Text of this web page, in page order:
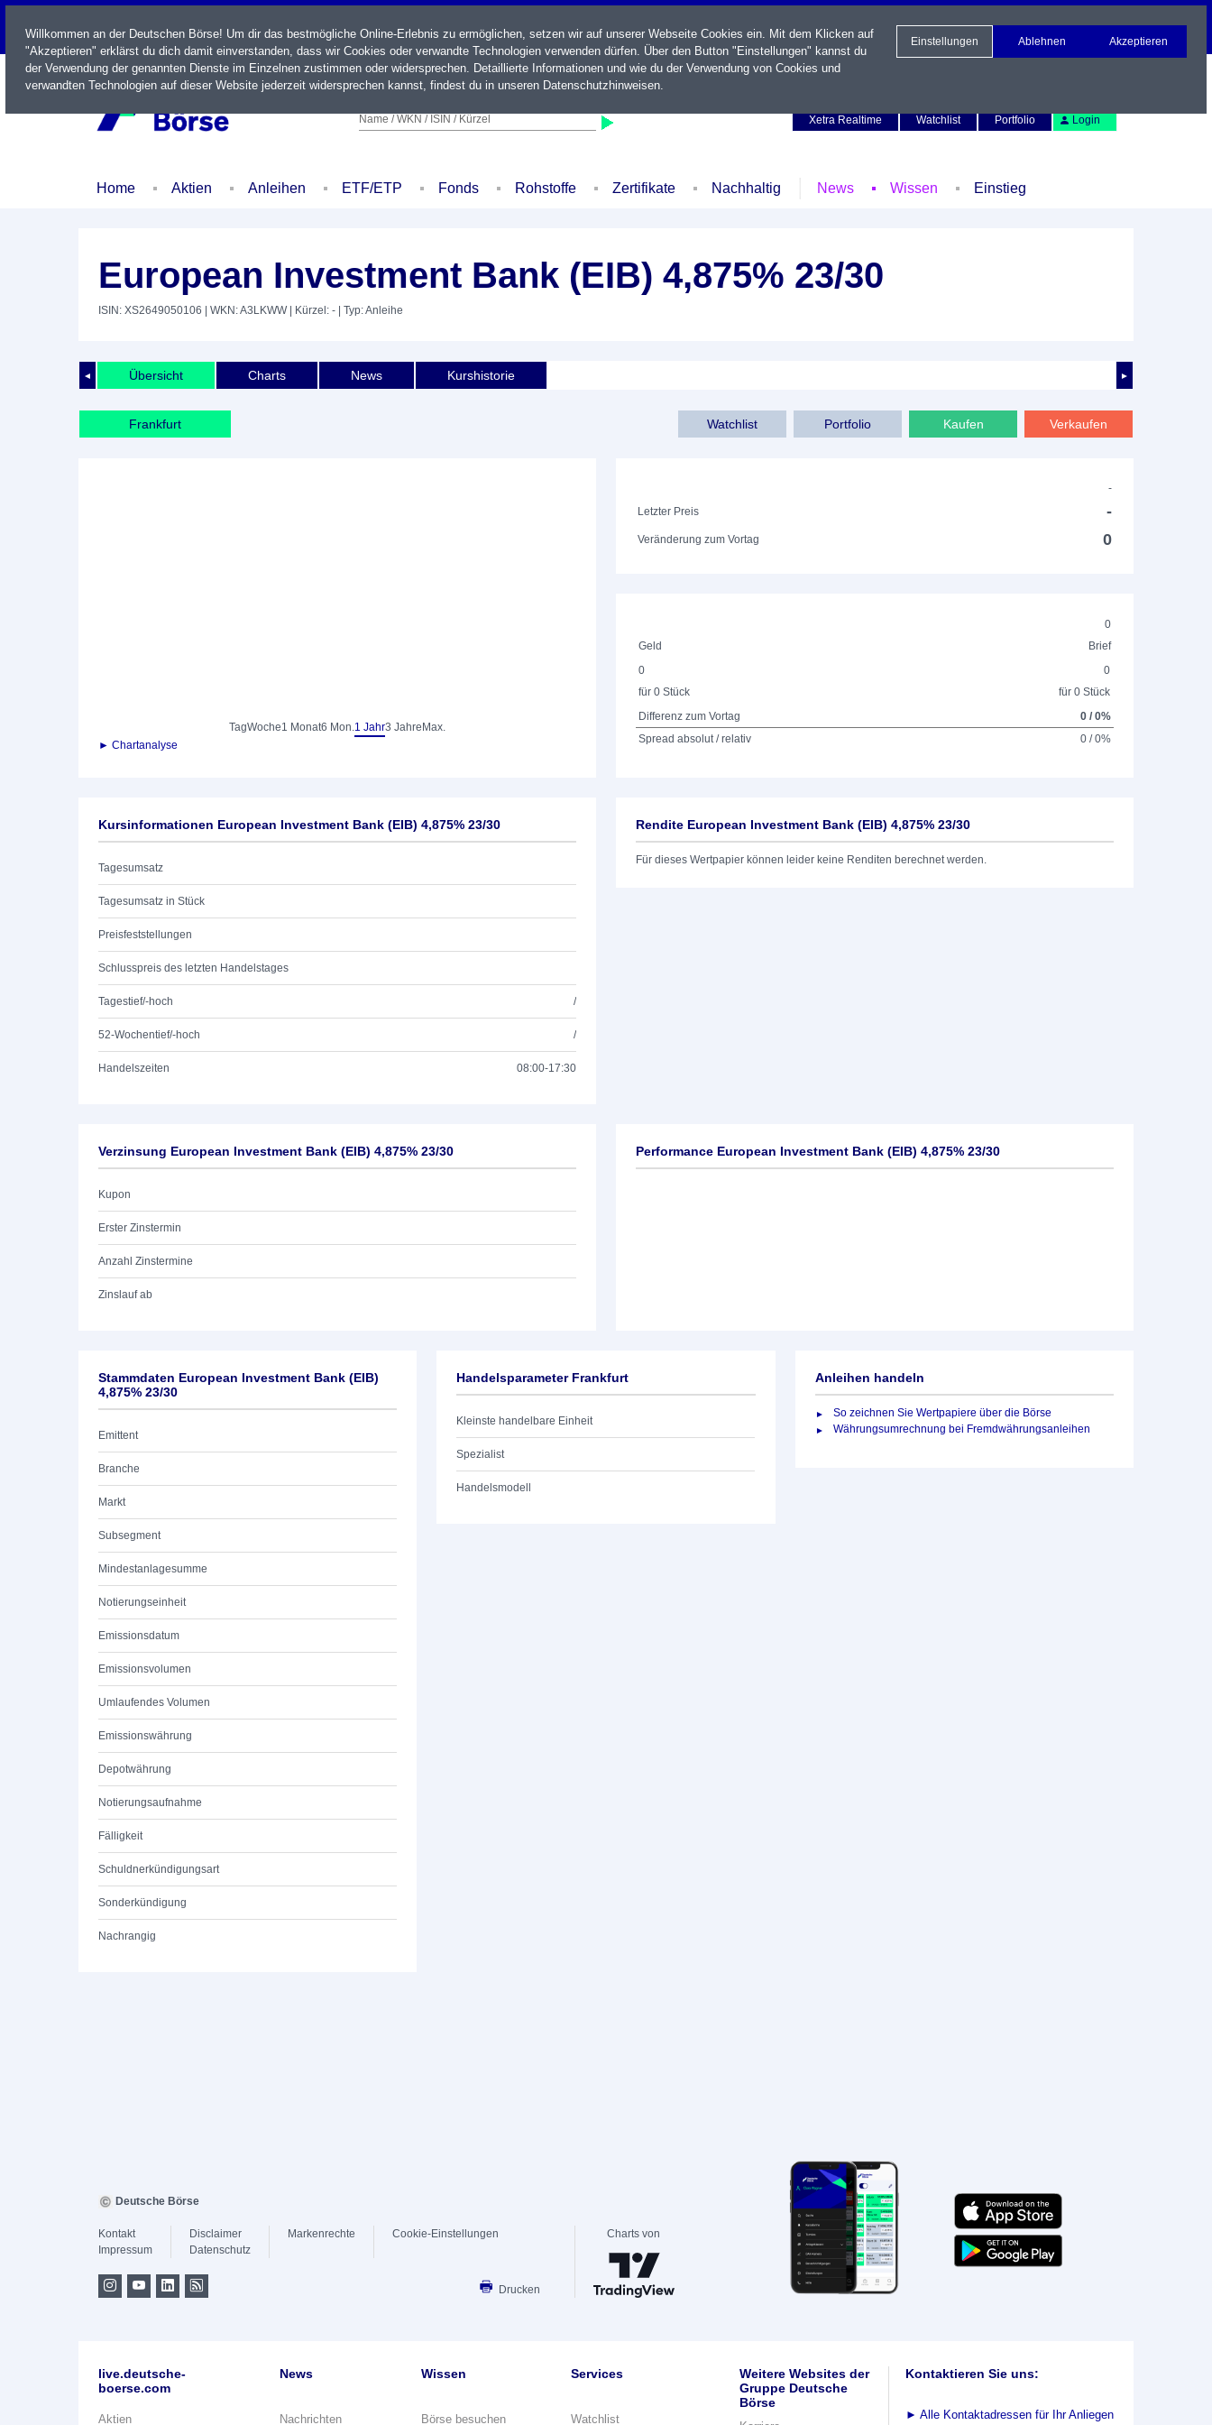
LIVE
Name / WKN / ISIN / Kürzel
Xetra Realtime
Watchlist Portfolio Login
Home Aktien Anleihen ETF/ETP Fonds Rohstoffe Zertifikate Nachhaltig News Wissen Einstieg
European Investment Bank (EIB) 4,875% 23/30
ISIN: XS2649050106 | WKN: A3LKWW| Kürzel: - | Typ: Anleihe
◄ ►
Übersicht Charts News Kurshistorie
Frankfurt Verkaufen
Kaufen
Portfolio
Watchlist
TagWoche1 Monat6 Mon.1 Jahr3 Jahre Max.
► Chartanalyse
-
Letzter Preis
-
Veränderung zum Vortag 0
0
Geld
Brief
0
für 0 Stück
0
für 0 Stück
Differenz zum Vortag
0 / 0%
Spread absolut / relativ
0 / 0%
Kursinformationen European Investment Bank (EIB) 4,875% 23/30
Tagesumsatz
Tagesumsatz in Stück
Preisfeststellungen
Schlusspreis des letzten Handelstages
Tagestief/-hoch /
52-Wochentief/-hoch /
Handelszeiten 08:00-17:30
Rendite European Investment Bank (EIB) 4,875% 23/30
Für dieses Wertpapier können leider keine Renditen berechnet werden.
Verzinsung European Investment Bank (EIB) 4,875% 23/30
Kupon
Erster Zinstermin
Anzahl Zinstermine
Zinslauf ab
Performance European Investment Bank (EIB) 4,875% 23/30
Stammdaten European Investment Bank (EIB)
4,875% 23/30
Emittent
Branche
Markt
Subsegment
Mindestanlagesumme
Notierungseinheit
Emissionsdatum
Emissionsvolumen
Umlaufendes Volumen
Emissionswährung
Depotwährung
Notierungsaufnahme
Fälligkeit
Schuldnerkündigungsart
Sonderkündigung
Nachrangig
Handelsparameter Frankfurt
Kleinste handelbare Einheit
Spezialist
Handelsmodell
Anleihen handeln
So zeichnen Sie Wertpapiere über die Börse
Währungsumrechnung bei Fremdwährungsanleihen
Willkommen an der Deutschen Börse! Um dir das bestmögliche Online-Erlebnis zu ermöglichen, setzen wir auf unserer Webseite Cookies ein. Mit dem Klicken auf
"Akzeptieren" erklärst du dich damit einverstanden, dass wir Cookies oder verwandte Technologien verwenden dürfen. Über den Button "Einstellungen" kannst du
der Verwendung der genannten Dienste im Einzelnen zustimmen oder widersprechen. Detaillierte Informationen und wie du der Verwendung von Cookies und
verwandten Technologien auf dieser Website jederzeit widersprechen kannst, findest du in unseren Datenschutzhinweisen.
Einstellungen Ablehnen Akzeptieren
Deutsche Börse
Kontakt
Impressum
Disclaimer
Datenschutz
Markenrechte Cookie-Einstellungen
Drucken
Charts von
live.deutsche-
boerse.com
Aktien
News
Nachrichten
Wissen
Börse besuchen
Services
Watchlist
Weitere Websites der
Gruppe Deutsche
Börse
Kontaktieren Sie uns:
► Alle Kontaktadressen für Ihr Anliegen